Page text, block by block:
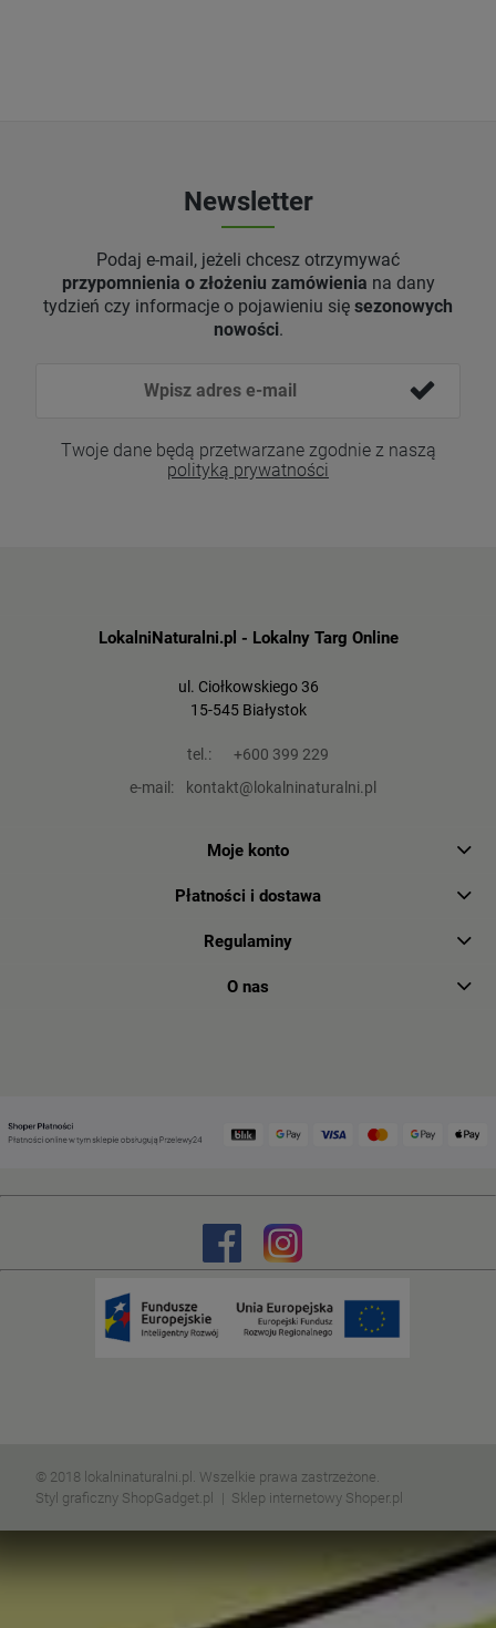
Newsletter
Podaj e-mail, jeżeli chcesz otrzymywać
przypomnienia o złożeniu zamówienia na dany
tydzień czy informacje o pojawieniu się sezonowych
nowości.
Twoje dane będą przetwarzane zgodnie z naszą
polityką prywatności
LokalniNaturalni.pl - Lokalny Targ Online
ul. Ciołkowskiego 36
15-545 Białystok
tel.:
+600 399 229
e-mail:
kontakt@lokalninaturalni.pl
Moje konto
Płatności i dostawa
Regulaminy
O nas
© 2018 lokalninaturalni.pl. Wszelkie prawa zastrzeżone.
Styl graficzny ShopGadget.pl
Sklep internetowy Shoper.pl